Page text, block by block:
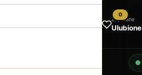
0
Zapisane
Ulubione